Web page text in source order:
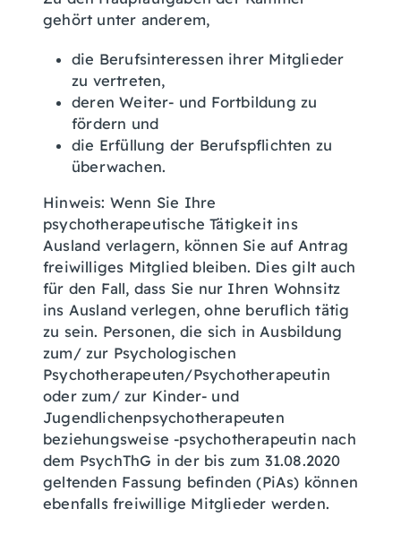
gehört unter anderem,
die Berufsinteressen ihrer Mitglieder
zu vertreten,
deren Weiter- und Fortbildung zu
fördern und
die Erfüllung der Berufspflichten zu
überwachen.
Hinweis: Wenn Sie Ihre
psychotherapeutische Tätigkeit ins
Ausland verlagern, können Sie auf Antrag
freiwilliges Mitglied bleiben. Dies gilt auch
für den Fall, dass Sie nur Ihren Wohnsitz
ins Ausland verlegen, ohne beruflich tätig
zu sein. Personen, die sich in Ausbildung
zum/ zur Psychologischen
Psychotherapeuten/Psychotherapeutin
oder zum/ zur Kinder- und
Jugendlichenpsychotherapeuten
beziehungsweise -psychotherapeutin nach
dem PsychThG in der bis zum 31.08.2020
geltenden Fassung befinden (PiAs) können
ebenfalls freiwillige Mitglieder werden.